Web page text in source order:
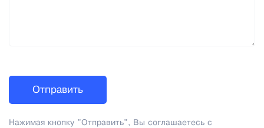
Нажимая кнопку "Отправить", Вы соглашаетесь с